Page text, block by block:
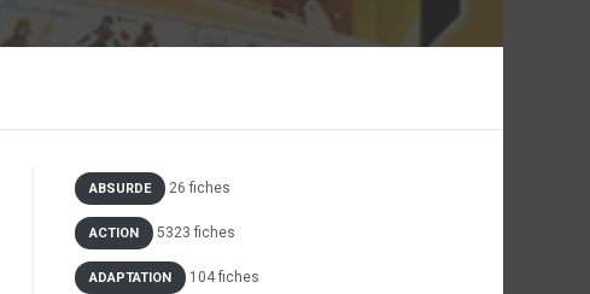
ABSURDE 26 fiches
ACTION 5323 fiches
ADAPTATION 104 fiches